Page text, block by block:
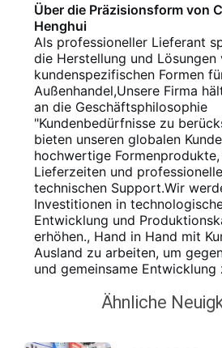
Über die Präzisionsform von
Henghui
Als professioneller Lieferant
die Herstellung und Lösungen
kundenspezifischen Formen
Außenhandel,Unsere Firma
an die Geschäftsphilosophie
"Kundenbedürfnisse zu
bieten unseren globalen
hochwertige
Lieferzeiten und
technischen Support.Wir
Investitionen in
Entwicklung und
erhöhen., Hand in Hand mit
Ausland zu arbeiten, um
und gemeinsame Entwicklung
Ähnliche